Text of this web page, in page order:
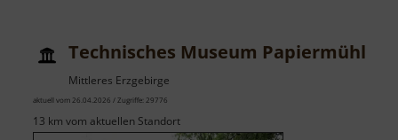
Technisches Museum Papiermühle
Mittleres Erzgebirge
aktuell vom 26.04.2026 / Zugriffe: 29776
13 km vom aktuellen Standort